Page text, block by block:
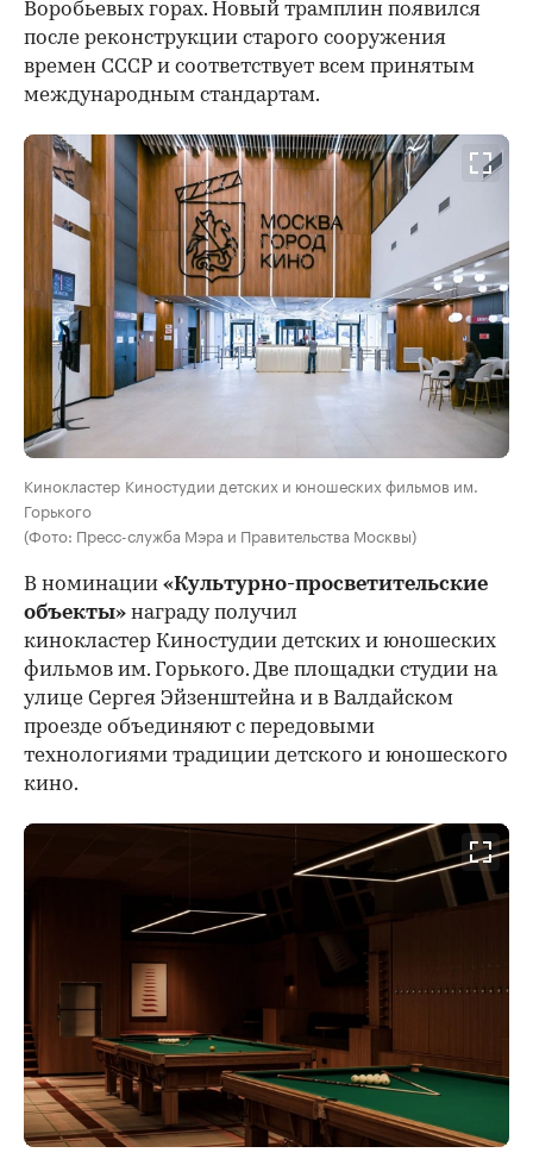
Воробьевых горах. Новый трамплин появился
после реконструкции старого сооружения
времен СССР и соответствует всем принятым
международным стандартам.
Кинокластер Киностудии детских и юношеских фильмов им.
Горького
(Фото: Пресс-служба Мэра и Правительства Москвы)
В номинации «Культурно-просветительские
объекты» награду получил
кинокластер Киностудии детских и юношеских
фильмов им. Горького. Две площадки студии на
улице Сергея Эйзенштейна и в Валдайском
проезде объединяют с передовыми
технологиями традиции детского и юношеского
кино.